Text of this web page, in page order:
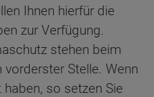
Ihnen hierfür die
zur Verfügung.
stehen beim
Stelle. Wenn
so setzen Sie